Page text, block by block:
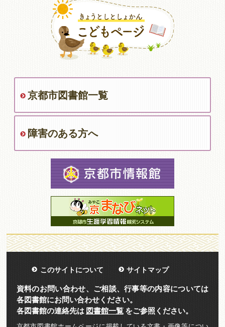
京都市図書館一覧
障害のある方へ
このサイトについて サイトマップ
資料のお問い合わせ、ご相談、行事等の内容については
各図書館にお問い合わせください。
各図書館の連絡先は 図書館一覧をご参照ください。